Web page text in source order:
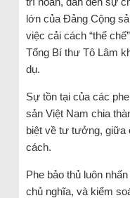
lớn của Đảng Cộng
việc cải cách “thể
Tổng Bí thư Tô Lâm
dụ.
Sự tồn tại của các
sản Việt Nam chia
biệt về tư tưởng, giữa
cách.
Phe bảo thủ luôn
chủ nghĩa, và kiểm